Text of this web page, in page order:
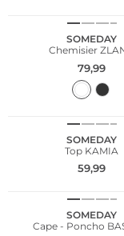
SOMEDAY
Chemisier
79,99
SOMEDAY
Top KAMIA
59,99
SOMEDAY
Cape - Poncho